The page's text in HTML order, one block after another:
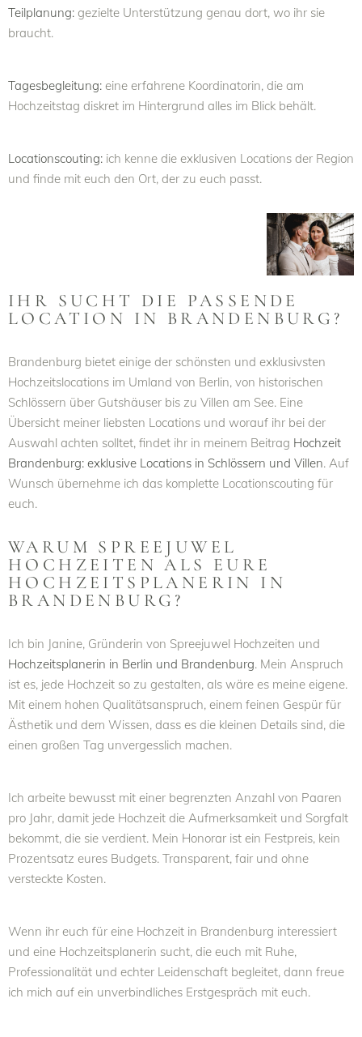
Teilplanung: gezielte Unterstützung genau dort, wo ihr sie
braucht.
Tagesbegleitung: eine erfahrene Koordinatorin, die am
Hochzeitstag diskret im Hintergrund alles im Blick behält.
Locationscouting: ich kenne die exklusiven Locations der Region
und finde mit euch den Ort, der zu euch passt.
IHR SUCHT DIE PASSENDE
LOCATION IN BRANDENBURG?
Brandenburg bietet einige der schönsten und exklusivsten
Hochzeitslocations im Umland von Berlin, von historischen
Schlössern über Gutshäuser bis zu Villen am See. Eine
Übersicht meiner liebsten Locations und worauf ihr bei der
Auswahl achten solltet, findet ihr in meinem Beitrag Hochzeit
Brandenburg: exklusive Locations in Schlössern und Villen. Auf
Wunsch übernehme ich das komplette Locationscouting für
euch.
WARUM SPREEJUWEL
HOCHZEITEN ALS EURE
HOCHZEITSPLANERIN IN
BRANDENBURG?
Ich bin Janine, Gründerin von Spreejuwel Hochzeiten und
Hochzeitsplanerin in Berlin und Brandenburg. Mein Anspruch
ist es, jede Hochzeit so zu gestalten, als wäre es meine eigene.
Mit einem hohen Qualitätsanspruch, einem feinen Gespür für
Ästhetik und dem Wissen, dass es die kleinen Details sind, die
einen großen Tag unvergesslich machen.
Ich arbeite bewusst mit einer begrenzten Anzahl von Paaren
pro Jahr, damit jede Hochzeit die Aufmerksamkeit und Sorgfalt
bekommt, die sie verdient. Mein Honorar ist ein Festpreis, kein
Prozentsatz eures Budgets. Transparent, fair und ohne
versteckte Kosten.
Wenn ihr euch für eine Hochzeit in Brandenburg interessiert
und eine Hochzeitsplanerin sucht, die euch mit Ruhe,
Professionalität und echter Leidenschaft begleitet, dann freue
ich mich auf ein unverbindliches Erstgespräch mit euch.